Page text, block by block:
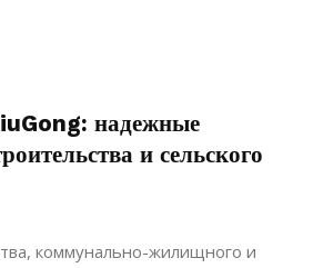
надежные
и сельского
коммунально-жилищного и